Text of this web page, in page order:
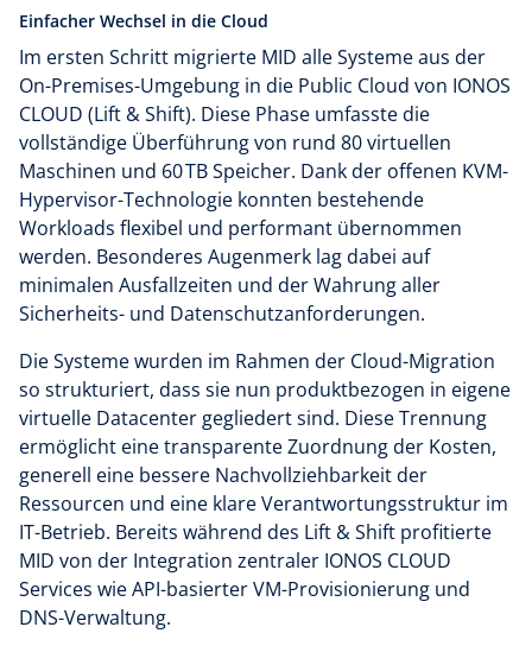
Einfacher Wechsel in die Cloud
Im ersten Schritt migrierte MID alle Systeme aus der
On-Premises-Umgebung in die Public Cloud von IONOS
CLOUD (Lift & Shift). Diese Phase umfasste die
vollständige Überführung von rund 80 virtuellen
Maschinen und 60 TB Speicher. Dank der offenen KVM-
Hypervisor-Technologie konnten bestehende
Workloads flexibel und performant übernommen
werden. Besonderes Augenmerk lag dabei auf
minimalen Ausfallzeiten und der Wahrung aller
Sicherheits- und Datenschutzanforderungen.
Die Systeme wurden im Rahmen der Cloud-Migration
so strukturiert, dass sie nun produktbezogen in eigene
virtuelle Datacenter gegliedert sind. Diese Trennung
ermöglicht eine transparente Zuordnung der Kosten,
generell eine bessere Nachvollziehbarkeit der
Ressourcen und eine klare Verantwortungsstruktur im
IT-Betrieb. Bereits während des Lift & Shift profitierte
MID von der Integration zentraler IONOS CLOUD
Services wie API-basierter VM-Provisionierung und
DNS-Verwaltung.